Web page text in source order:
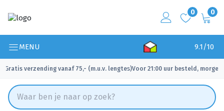
0 0
MENU 9.1/10
Gratis verzending vanaf 75,- (m.u.v. lengtes)
✓ Voor 21:00 uur besteld, morgen